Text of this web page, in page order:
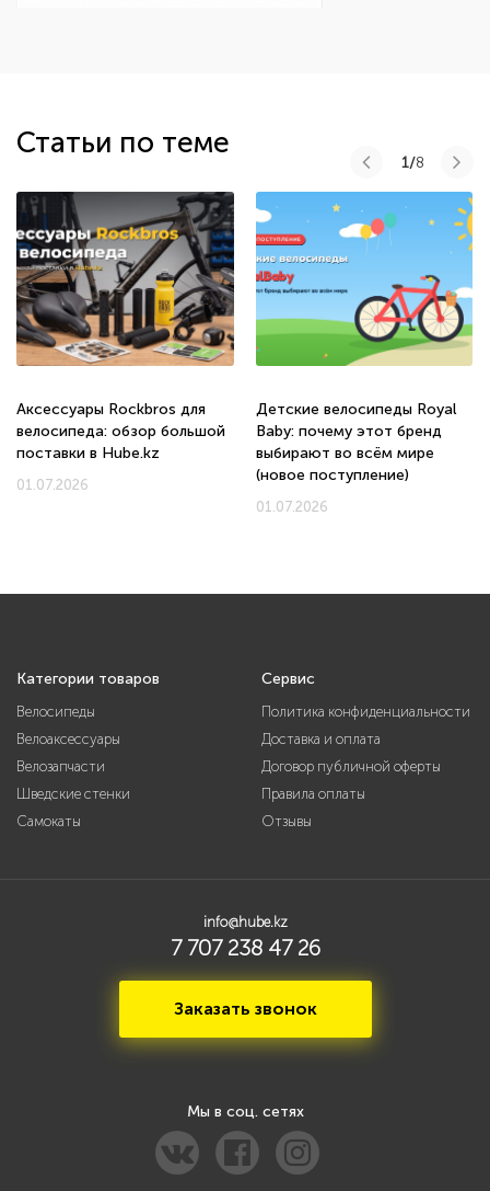
Статьи по теме
Аксессуары Rockbros для
велосипеда: обзор большой
поставки в Hube.kz
01.07.2026
Детские велосипеды Royal
Baby: почему этот бренд
выбирают во всём мире
(новое поступление)
01.07.2026
1/8
Категории товаров
Велосипеды
Велоаксессуары
Велозапчасти
Шведские стенки
Самокаты
Сервис
Политика конфиденциальности
Доставка и оплата
Договор публичной оферты
Правила оплаты
Отзывы
info@hube.kz
7 707 238 47 26
Заказать звонок
Мы в соц. сетях